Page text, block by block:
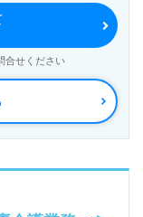
合せください